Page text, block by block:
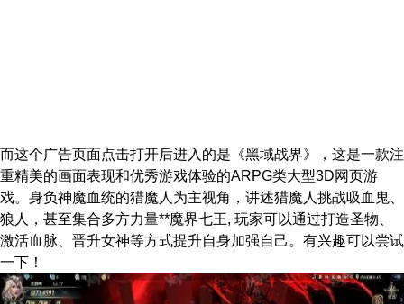
而这个广告页面点击打开后进入的是《黑域战界》，这是一款注
重精美的画面表现和优秀游戏体验的ARPG类大型3D网页游
戏。身负神魔血统的猎魔人为主视角，讲述猎魔人挑战吸血鬼、
狼人，甚至集合多方力量**魔界七王, 玩家可以通过打造圣物、
激活血脉、晋升女神等方式提升自身加强自己。有兴趣可以尝试
一下！